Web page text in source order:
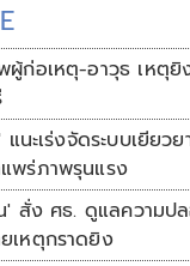
ผู้ก่อเหตุ-อาวุธ เหตุยิ
แนะเร่งจัดระบบเยียว
พร่ภาพรุนแรง
' สั่ง ศธ. ดูแลความป
เหตุกราดยิง